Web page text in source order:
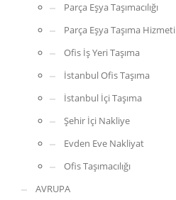
Parça Eşya Taşımacılığı
Parça Eşya Taşıma Hizmeti
Ofis İş Yeri Taşıma
İstanbul Ofis Taşıma
İstanbul İçi Taşıma
Şehir İçi Nakliye
Evden Eve Nakliyat
Ofis Taşımacılığı
AVRUPA